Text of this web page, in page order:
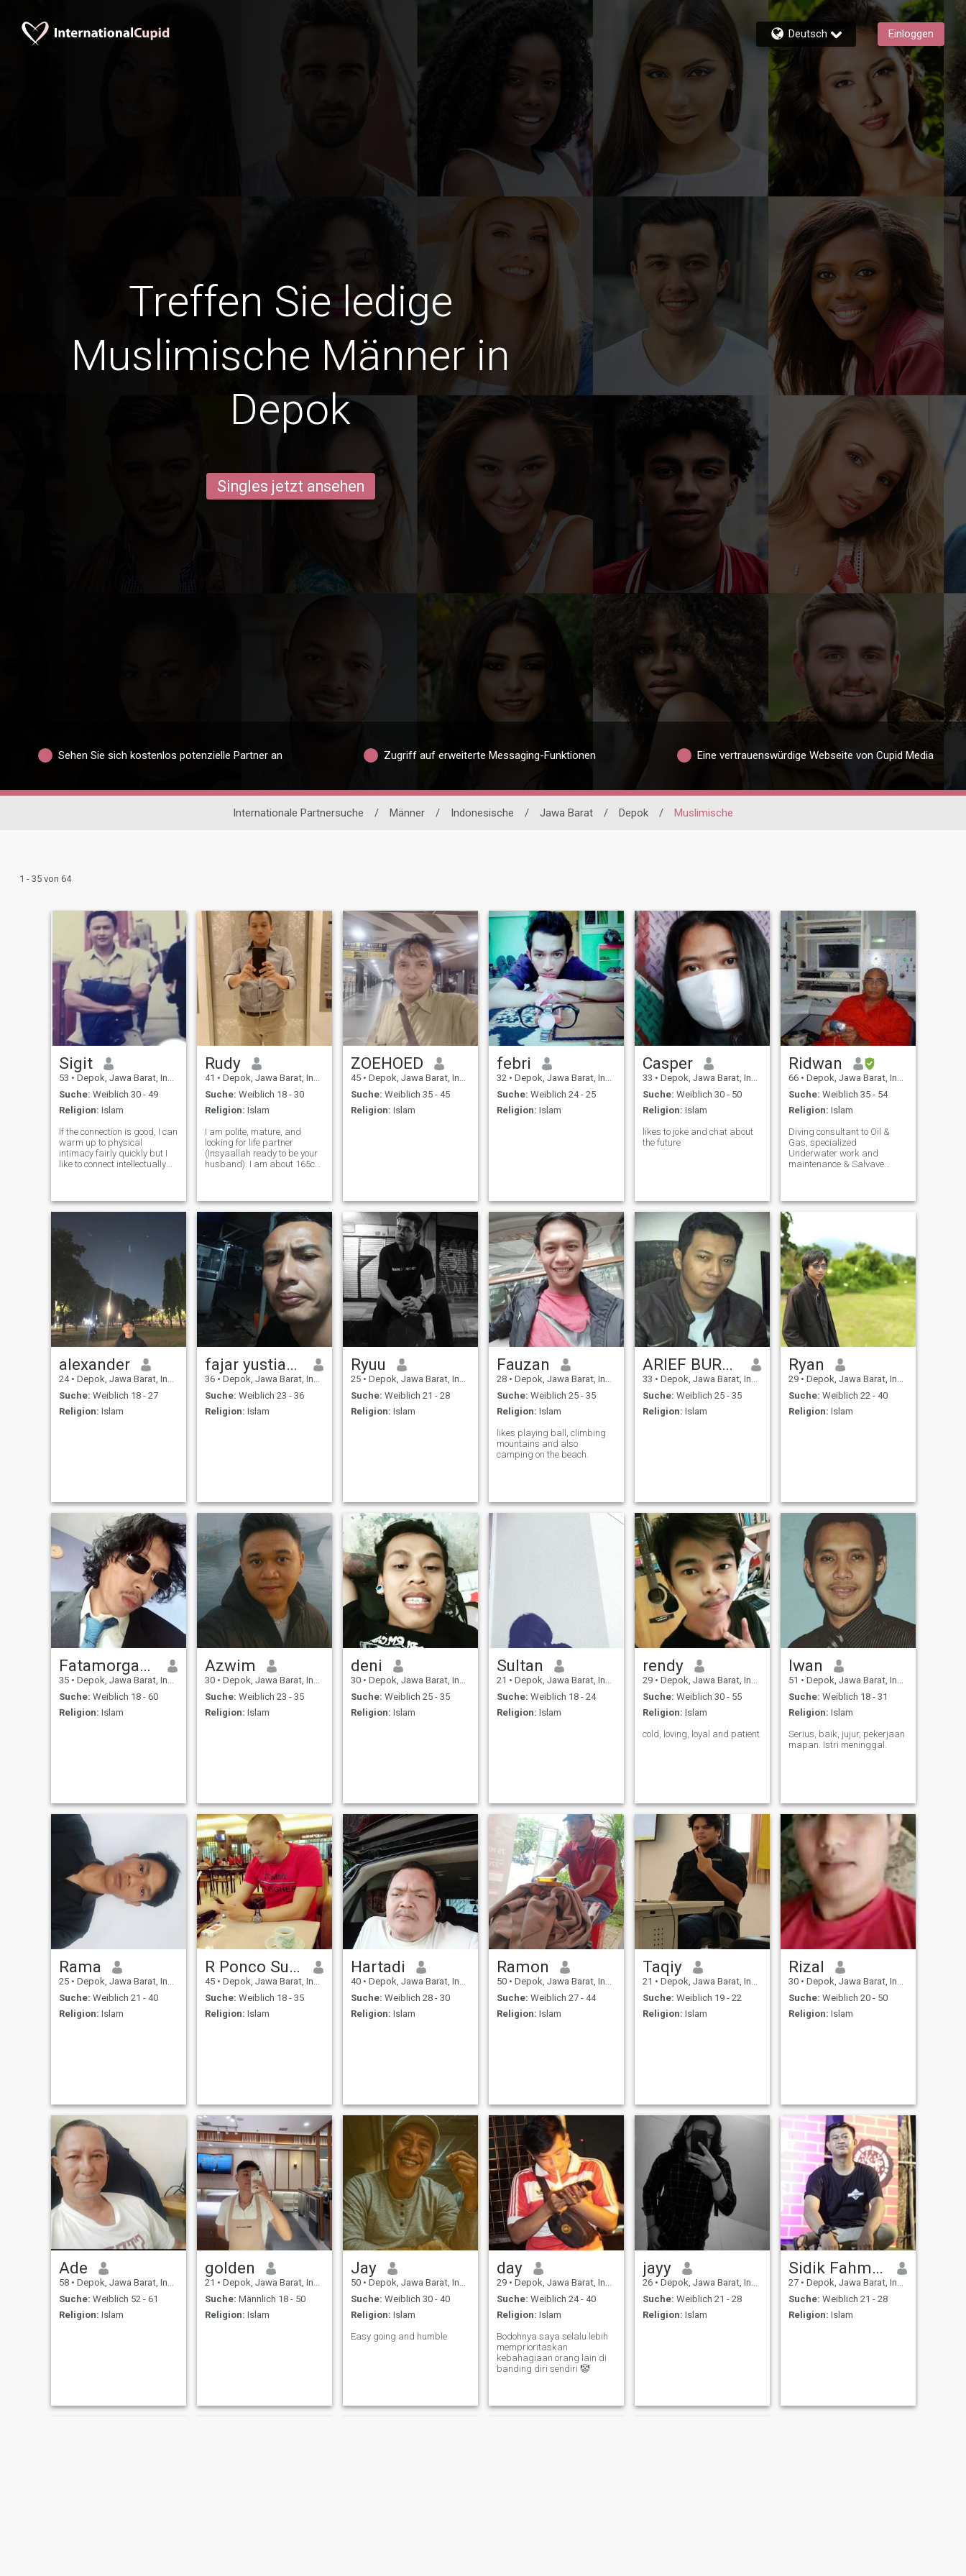
Deutsch Einloggen
Treffen Sie ledige
Muslimische Männer in
Depok
Singles jetzt ansehen
Sehen Sie sich kostenlos potenzielle Partner an Zugriff auf erweiterte Messaging-Funktionen Eine vertrauenswürdige Webseite von Cupid Media
Internationale Partnersuche / Männer / Indonesische / Jawa Barat / Depok / Muslimische
1 - 35 von 64
Sigit
53 • Depok, Jawa Barat, Indonesien
Suche: Weiblich 30 - 49
Religion: Islam
If the connection is good, I can
warm up to physical
intimacy fairly quickly but I
like to connect intellectually
Just thought I would add
Rudy
41 • Depok, Jawa Barat, Indonesien
Suche: Weiblich 18 - 30
Religion: Islam
I am polite, mature, and
looking for life partner
(Insyaallah ready to be your
husband). I am about 165cm
one of private company part
of IT-PMO. Before i have been
divorc
ZOEHOED
45 • Depok, Jawa Barat, Indonesien
Suche: Weiblich 35 - 45
Religion: Islam
febri
32 • Depok, Jawa Barat, Indonesien
Suche: Weiblich 24 - 25
Religion: Islam
Casper
33 • Depok, Jawa Barat, Indonesien
Suche: Weiblich 30 - 50
Religion: Islam
likes to joke and chat about
the future
Ridwan
66 • Depok, Jawa Barat, Indonesien
Suche: Weiblich 35 - 54
Religion: Islam
Diving consultant to Oil &
Gas, specialized
Underwater work and
maintenance & Salvave
alexander
24 • Depok, Jawa Barat, Indonesien
Suche: Weiblich 18 - 27
Religion: Islam
fajar yustian anuraga
36 • Depok, Jawa Barat, Indonesien
Suche: Weiblich 23 - 36
Religion: Islam
Ryuu
25 • Depok, Jawa Barat, Indonesien
Suche: Weiblich 21 - 28
Religion: Islam
Fauzan
28 • Depok, Jawa Barat, Indonesien
Suche: Weiblich 25 - 35
Religion: Islam
likes playing ball, climbing
mountains and also
camping on the beach.
ARIEF BURDIANSYAH
33 • Depok, Jawa Barat, Indonesien
Suche: Weiblich 25 - 35
Religion: Islam
Ryan
29 • Depok, Jawa Barat, Indonesien
Suche: Weiblich 22 - 40
Religion: Islam
Fatamorgana
35 • Depok, Jawa Barat, Indonesien
Suche: Weiblich 18 - 60
Religion: Islam
Azwim
30 • Depok, Jawa Barat, Indonesien
Suche: Weiblich 23 - 35
Religion: Islam
deni
30 • Depok, Jawa Barat, Indonesien
Suche: Weiblich 25 - 35
Religion: Islam
Sultan
21 • Depok, Jawa Barat, Indonesien
Suche: Weiblich 18 - 24
Religion: Islam
rendy
29 • Depok, Jawa Barat, Indonesien
Suche: Weiblich 30 - 55
Religion: Islam
cold, loving, loyal and patient
Iwan
51 • Depok, Jawa Barat, Indonesien
Suche: Weiblich 18 - 31
Religion: Islam
Serius, baik, jujur, pekerjaan
mapan. Istri meninggal.
Rama
25 • Depok, Jawa Barat, Indonesien
Suche: Weiblich 21 - 40
Religion: Islam
R Ponco Suheno
45 • Depok, Jawa Barat, Indonesien
Suche: Weiblich 18 - 35
Religion: Islam
Hartadi
40 • Depok, Jawa Barat, Indonesien
Suche: Weiblich 28 - 30
Religion: Islam
Ramon
50 • Depok, Jawa Barat, Indonesien
Suche: Weiblich 27 - 44
Religion: Islam
Taqiy
21 • Depok, Jawa Barat, Indonesien
Suche: Weiblich 19 - 22
Religion: Islam
Rizal
30 • Depok, Jawa Barat, Indonesien
Suche: Weiblich 20 - 50
Religion: Islam
Ade
58 • Depok, Jawa Barat, Indonesien
Suche: Weiblich 52 - 61
Religion: Islam
golden
21 • Depok, Jawa Barat, Indonesien
Suche: Männlich 18 - 50
Religion: Islam
Jay
50 • Depok, Jawa Barat, Indonesien
Suche: Weiblich 30 - 40
Religion: Islam
Easy going and humble
day
29 • Depok, Jawa Barat, Indonesien
Suche: Weiblich 24 - 40
Religion: Islam
Bodohnya saya selalu lebih
memprioritaskan
kebahagiaan orang lain di
banding diri sendiri 🤡
jayy
26 • Depok, Jawa Barat, Indonesien
Suche: Weiblich 21 - 28
Religion: Islam
Sidik Fahmi Maulana
27 • Depok, Jawa Barat, Indonesien
Suche: Weiblich 21 - 28
Religion: Islam